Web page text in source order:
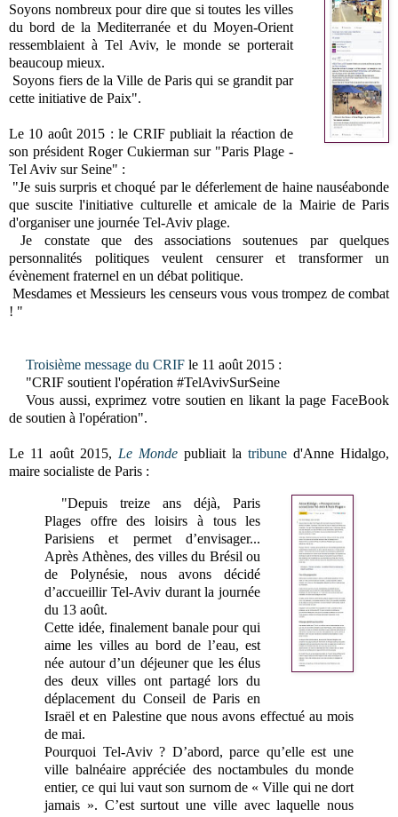
Soyons nombreux pour dire que si toutes les villes
du bord de la Mediterranée et du Moyen-Orient
ressemblaient à Tel Aviv, le monde se porterait
beaucoup mieux.
Soyons fiers de la Ville de Paris qui se grandit par
cette initiative de Paix".
Le 10 août 2015 : le CRIF publiait la réaction de
son président Roger Cukierman sur "Paris Plage -
Tel Aviv sur Seine" :
"Je suis surpris et choqué par le déferlement de haine nauséabonde
que suscite l'initiative culturelle et amicale de la Mairie de Paris
d'organiser une journée Tel-Aviv plage.
Je constate que des associations soutenues par quelques
personnalités politiques veulent censurer et transformer un
évènement fraternel en un débat politique.
Mesdames et Messieurs les censeurs vous vous trompez de combat
! "
Troisième message du CRIFle 11 août 2015 :
"CRIF soutient l'opération ‪#‎TelAvivSurSeine‬
Vous aussi, exprimez votre soutien en likant la page FaceBook
de soutien à l'opération".
Le 11 août 2015, Le Monde publiait la tribune d'Anne Hidalgo,
maire socialiste de Paris :
"Depuis treize ans déjà, Paris
Plages offre des loisirs à tous les
Parisiens et permet d’envisager...
Après Athènes, des villes du Brésil ou
de Polynésie, nous avons décidé
d’accueillir Tel-Aviv durant la journée
du 13 août.
Cette idée, finalement banale pour qui
aime les villes au bord de l’eau, est
née autour d’un déjeuner que les élus
des deux villes ont partagé lors du
déplacement du Conseil de Paris en
Israël et en Palestine que nous avons effectué au mois
de mai.
Pourquoi Tel-Aviv ? D’abord, parce qu’elle est une
ville balnéaire appréciée des noctambules du monde
entier, ce qui lui vaut son surnom de « Ville qui ne dort
jamais ». C’est surtout une ville avec laquelle nous